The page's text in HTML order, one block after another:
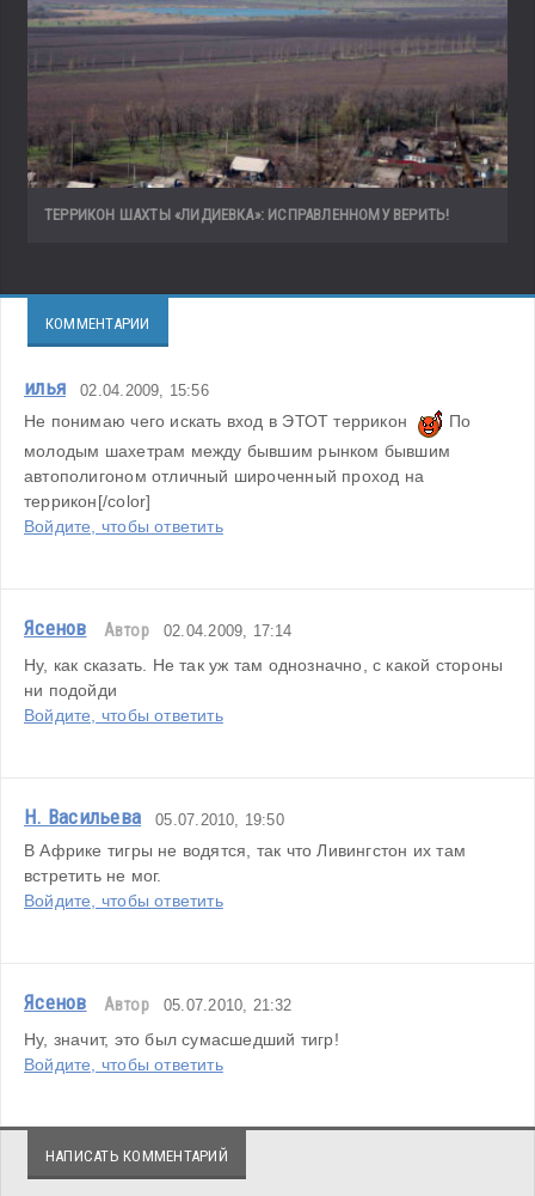
ТЕРРИКОН ШАХТЫ «ЛИДИЕВКА»: ИСПРАВЛЕННОМУ ВЕРИТЬ!
КОММЕНТАРИИ
илья 02.04.2009, 15:56
Не понимаю чего искать вход в ЭТОТ террикон
По
молодым шахетрам между бывшим рынком бывшим
автополигоном отличный широченный проход на
террикон[/color]
Войдите, чтобы ответить
Ясенов Автор 02.04.2009, 17:14
Ну, как сказать. Не так уж там однозначно, с какой стороны
ни подойди
Войдите, чтобы ответить
Н. Васильева 05.07.2010, 19:50
В Африке тигры не водятся, так что Ливингстон их там
встретить не мог.
Войдите, чтобы ответить
Ясенов Автор 05.07.2010, 21:32
Ну, значит, это был сумасшедший тигр!
Войдите, чтобы ответить
НАПИСАТЬ КОММЕНТАРИЙ